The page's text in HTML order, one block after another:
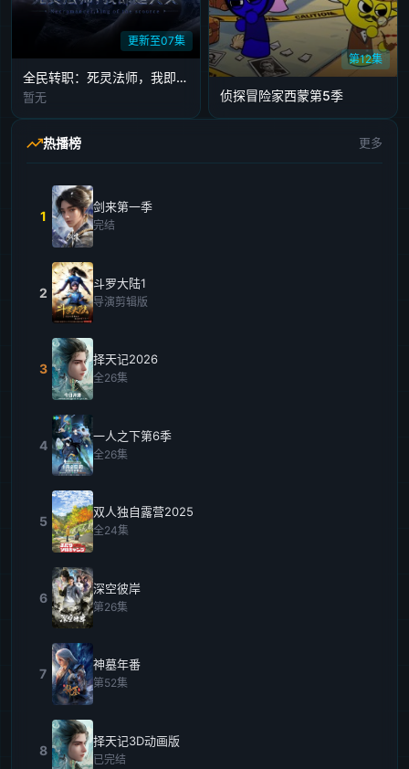
更新至07集
全民转职：死灵法师，我即是天灾
暂无
第12集
侦探冒险家西蒙第5季
热播榜 更多
1
剑来第一季
完结
2
斗罗大陆1
导演剪辑版
3
择天记2026
全26集
4
一人之下第6季
全26集
5
双人独自露营2025
全24集
6
深空彼岸
第26集
7
神墓年番
第52集
8
择天记3D动画版
已完结